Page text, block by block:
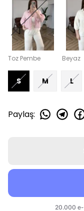
Toz Pembe Beyaz
S M L
Paylaş: